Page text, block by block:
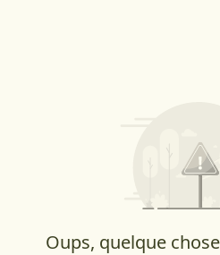
Oups, quelque